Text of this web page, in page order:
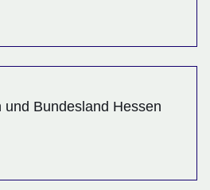
Bundesland Hessen